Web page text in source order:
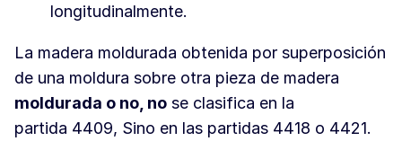
longitudinalmente.
La madera moldurada obtenida por superposición
de una moldura sobre otra pieza de madera
moldurada o no, no se clasifica en la
partida 4409, Sino en las partidas 4418 o 4421.